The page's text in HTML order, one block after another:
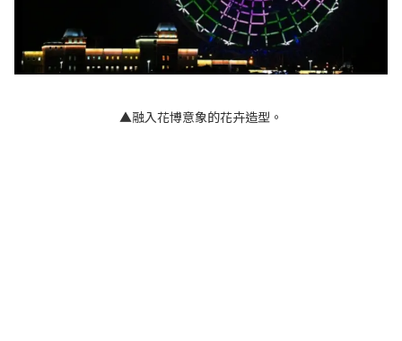
▲融入花博意象的花卉造型。